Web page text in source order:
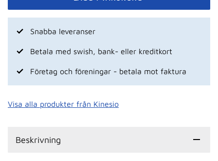
Visa alla produkter från Kinesio
Snabba leveranser
Betala med swish, bank- eller kreditkort
Företag och föreningar - betala mot faktura
Beskrivning